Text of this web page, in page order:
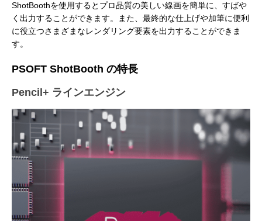
建築ビジュアライゼーションMeetUp第8弾
2025.06.10
【動画配信】 Epic
Twinmotion 2021
ションのご紹介
2021.05.12
Kviz特別セミナー「Studio Tim Fuが語る、
AIと建築デザインの未来」
2025.12.18
ShotBoothを使用するとプロ品質の美しい線画を簡単に、すばや
く出力することができます。また、最終的な仕上げや加筆に便利
に役立つさまざまなレンダリング要素を出力することができま
す。
PSOFT ShotBooth の特長
Pencil+ ラインエンジン